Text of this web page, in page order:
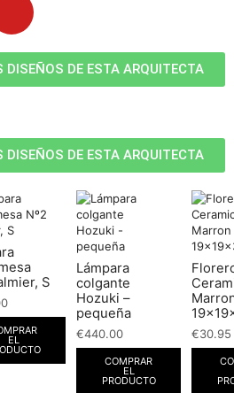
DISEÑOS DE ESTA ARQUITECTA
DISEÑOS DE ESTA ARQUITECTA
S
EL
Lámpara
colgante
Hozuki –
pequeña
€440.00
COMPRAR
EL
PRODUCTO
€30.95